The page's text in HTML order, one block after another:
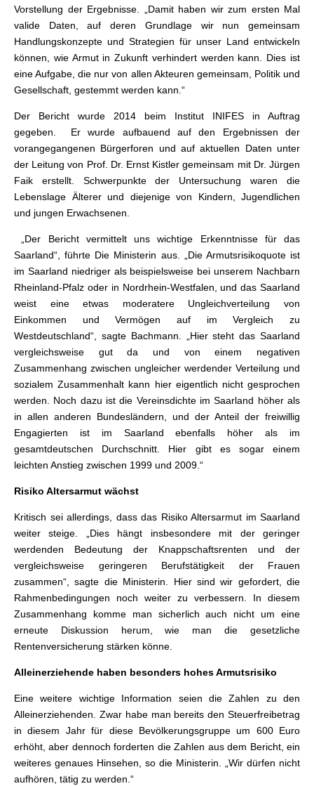
Vorstellung der Ergebnisse. „Damit haben wir zum ersten Mal
valide Daten, auf deren Grundlage wir nun gemeinsam
Handlungskonzepte und Strategien für unser Land entwickeln
können, wie Armut in Zukunft verhindert werden kann. Dies ist
eine Aufgabe, die nur von allen Akteuren gemeinsam, Politik und
Gesellschaft, gestemmt werden kann.“
Der Bericht wurde 2014 beim Institut INIFES in Auftrag
gegeben. Er wurde aufbauend auf den Ergebnissen der
vorangegangenen Bürgerforen und auf aktuellen Daten unter
der Leitung von Prof. Dr. Ernst Kistler gemeinsam mit Dr. Jürgen
Faik erstellt. Schwerpunkte der Untersuchung waren die
Lebenslage Älterer und diejenige von Kindern, Jugendlichen
und jungen Erwachsenen.
„Der Bericht vermittelt uns wichtige Erkenntnisse für das
Saarland“, führte Die Ministerin aus. „Die Armutsrisikoquote ist
im Saarland niedriger als beispielsweise bei unserem Nachbarn
Rheinland-Pfalz oder in Nordrhein-Westfalen, und das Saarland
weist eine etwas moderatere Ungleichverteilung von
Einkommen und Vermögen auf im Vergleich zu
Westdeutschland“, sagte Bachmann. „Hier steht das Saarland
vergleichsweise gut da und von einem negativen
Zusammenhang zwischen ungleicher werdender Verteilung und
sozialem Zusammenhalt kann hier eigentlich nicht gesprochen
werden. Noch dazu ist die Vereinsdichte im Saarland höher als
in allen anderen Bundesländern, und der Anteil der freiwillig
Engagierten ist im Saarland ebenfalls höher als im
gesamtdeutschen Durchschnitt. Hier gibt es sogar einem
leichten Anstieg zwischen 1999 und 2009.“
Risiko Altersarmut wächst
Kritisch sei allerdings, dass das Risiko Altersarmut im Saarland
weiter steige. „Dies hängt insbesondere mit der geringer
werdenden Bedeutung der Knappschaftsrenten und der
vergleichsweise geringeren Berufstätigkeit der Frauen
zusammen“, sagte die Ministerin. Hier sind wir gefordert, die
Rahmenbedingungen noch weiter zu verbessern. In diesem
Zusammenhang komme man sicherlich auch nicht um eine
erneute Diskussion herum, wie man die gesetzliche
Rentenversicherung stärken könne.
Alleinerziehende haben besonders hohes Armutsrisiko
Eine weitere wichtige Information seien die Zahlen zu den
Alleinerziehenden. Zwar habe man bereits den Steuerfreibetrag
in diesem Jahr für diese Bevölkerungsgruppe um 600 Euro
erhöht, aber dennoch forderten die Zahlen aus dem Bericht, ein
weiteres genaues Hinsehen, so die Ministerin. „Wir dürfen nicht
aufhören, tätig zu werden.“